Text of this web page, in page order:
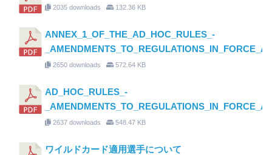
2035 downloads 132.36 KB
ANNEX_1_OF_THE_AD_HOC_RULES_-
2650 downloads 572.64 KB
AD_HOC_RULES_-
2637 downloads 548.47 KB
ワイルドカード適用選手について